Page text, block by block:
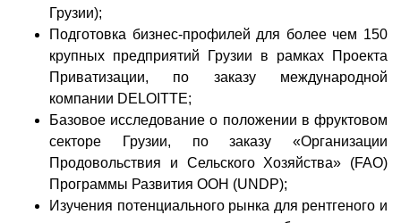
Грузии);
Подготовка бизнес-профилей для более чем 150
крупных предприятий Грузии в рамках Проекта
Приватизации, по заказу международной
компании DELOITTE;
Базовое исследование о положении в фруктовом
секторе Грузии, по заказу «Организации
Продовольствия и Сельского Хозяйства» (FAO)
Программы Развития ООН (UNDP);
Изучения потенциального рынка для рентгеного и